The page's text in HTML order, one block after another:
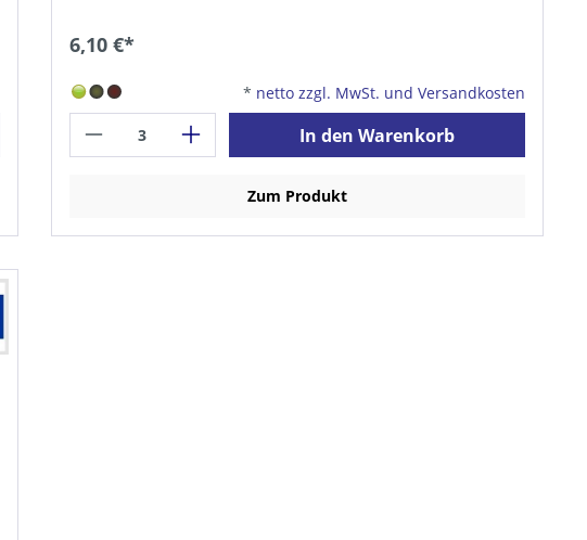
6,10 €*
* netto zzgl. MwSt. und Versandkosten
In den Warenkorb
Zum Produkt